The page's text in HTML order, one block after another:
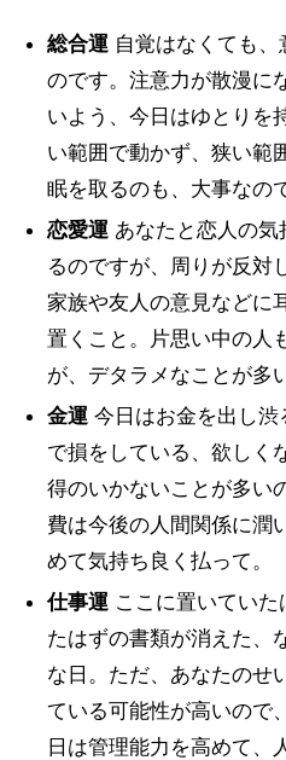
総合運自覚はなくても、
のです。注意力が散漫に
いよう、今日はゆとりを
い範囲で動かず、狭い範
眠を取るのも、大事なの
恋愛運あなたと恋人の気
るのですが、周りが反対
家族や友人の意見などに
置くこと。片思い中の人
が、デタラメなことが多
金運今日はお金を出し渋
で損をしている、欲しく
得のいかないことが多い
費は今後の人間関係に潤
めて気持ち良く払って。
仕事運ここに置いていた
たはずの書類が消えた、
な日。ただ、あなたのせ
ている可能性が高いので
日は管理能力を高めて、